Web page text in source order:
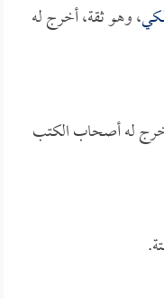
، وهو ثقة، أخرج له
له أصحاب الكتب